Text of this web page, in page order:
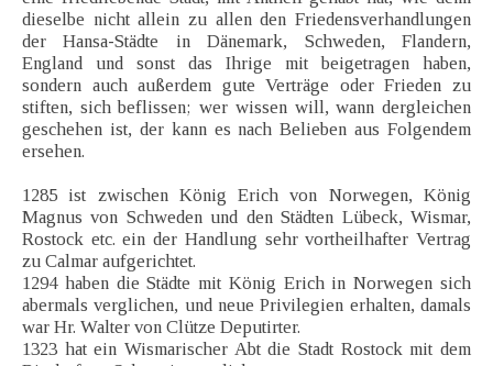
dieselbe nicht allein zu allen den Friedensverhandlungen
der Hansa-Städte in Dänemark, Schweden, Flandern,
England und sonst das Ihrige mit beigetragen haben,
sondern auch außerdem gute Verträge oder Frieden zu
stiften, sich beflissen; wer wissen will, wann dergleichen
geschehen ist, der kann es nach Belieben aus Folgendem
ersehen.
1285 ist zwischen König Erich von Norwegen, König
Magnus von Schweden und den Städten Lübeck, Wismar,
Rostock etc. ein der Handlung sehr vortheilhafter Vertrag
zu Calmar aufgerichtet.
1294 haben die Städte mit König Erich in Norwegen sich
abermals verglichen, und neue Privilegien erhalten, damals
war Hr. Walter von Clütze Deputirter.
1323 hat ein Wismarischer Abt die Stadt Rostock mit dem